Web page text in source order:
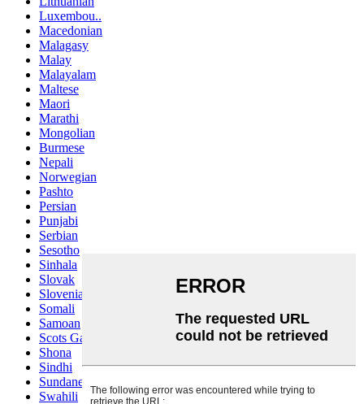
Luxembou..
Macedonian
Malagasy
Malay
Malayalam
Maltese
Maori
Marathi
Mongolian
Burmese
Nepali
Norwegian
Pashto
Persian
Punjabi
Serbian
Sesotho
Sinhala
Slovak
Slovenian
Somali
Samoan
Scots Gaelic
Shona
Sindhi
Sundanese
Swahili